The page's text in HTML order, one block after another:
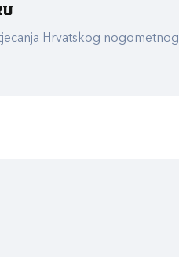
Hrvatskog nogometnog